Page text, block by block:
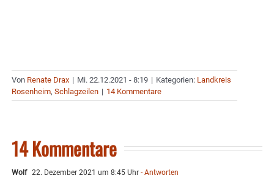
Von Renate Drax | Mi. 22.12.2021 - 8:19 | Kategorien: Landkreis
Rosenheim, Schlagzeilen | 14 Kommentare
14 Kommentare
Wolf 22. Dezember 2021 um 8:45 Uhr - Antworten